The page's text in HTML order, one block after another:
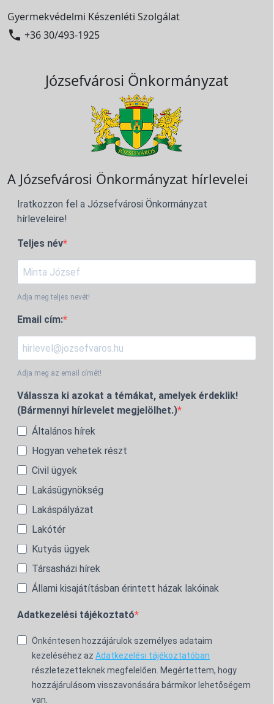
Gyermekvédelmi Készenléti Szolgálat
 +36 30/493-1925
Józsefvárosi Önkormányzat
A Józsefvárosi Önkormányzat hírlevelei
Iratkozzon fel a Józsefvárosi Önkormányzat
hírleveleire!
Teljes név
Adja meg teljes nevét!
Email cím:
Adja meg az email címét!
Válassza ki azokat a témákat, amelyek érdeklik!
(Bármennyi hírlevelet megjelölhet.)
Általános hírek
Hogyan vehetek részt
Civil ügyek
Lakásügynökség
Lakáspályázat
Lakótér
Kutyás ügyek
Társasházi hírek
Állami kisajátításban érintett házak lakóinak
Adatkezelési tájékoztató
Önkéntesen hozzájárulok személyes adataim
kezeléséhez az Adatkezelési tájékoztatóban
részletezetteknek megfelelően. Megértettem, hogy
hozzájárulásom visszavonására bármikor lehetőségem
van.